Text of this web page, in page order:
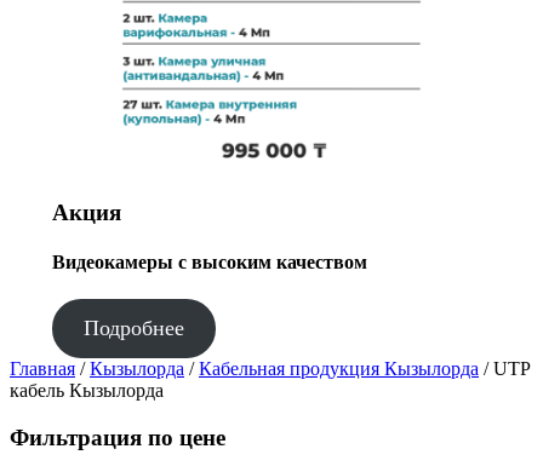
Акция
Видеокамеры с высоким качеством
Подробнее
Главная /Кызылорда /Кабельная продукция Кызылорда / UTP
кабель Кызылорда
Фильтрация по цене